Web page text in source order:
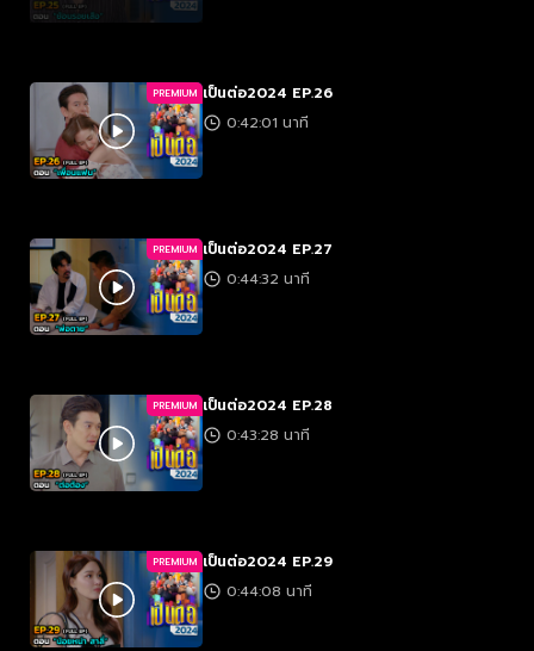
PREMIUM เป็นต่อ2024 EP.26
0:42:01 นาที
PREMIUM เป็นต่อ2024 EP.27
0:44:32 นาที
PREMIUM เป็นต่อ2024 EP.28
0:43:28 นาที
PREMIUM เป็นต่อ2024 EP.29
0:44:08 นาที